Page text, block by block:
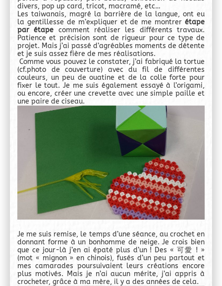
divers, pop up card, tricot, macramé, etc…
Les taiwanais, magré la barrière de la langue, ont eu
la gentillesse de m’expliquer et de me montrer étape
par étape comment réaliser les différents travaux.
Patience et précision sont de rigueur pour ce type de
projet. Mais j’ai passé d’agréables moments de détente
et je suis assez fière de mes réalisations.
Comme vous pouvez le constater, j’ai fabriqué la tortue
(cf.photo de couverture) avec du fil de différentes
couleurs, un peu de ouatine et de la colle forte pour
fixer le tout. Je me suis également essayé à l’origami,
ou encore, créer une crevette avec une simple paille et
une paire de ciseau.
Je me suis remise, le temps d’une séance, au crochet en
donnant forme à un bonhomme de neige. Je crois bien
que ce jour-là j’en ai épaté plus d’un ! Des « 可愛 ! »
(mot « mignon » en chinois), fusés d’un peu partout et
mes camarades poursuivaient leurs créations encore
plus motivés. Mais je n’ai aucun mérite, j’ai appris à
crocheter, grâce à ma mère, il y a des années de cela.